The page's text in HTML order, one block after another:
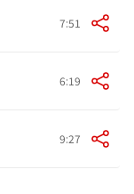
7:51
6:19
9:27